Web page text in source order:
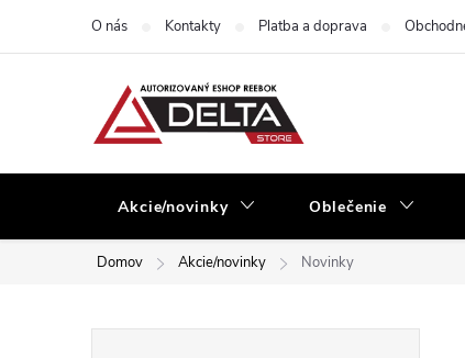
O nás Kontakty Platba a doprava
Akcie/novinky Oblečenie
Domov Akcie/novinky Novinky